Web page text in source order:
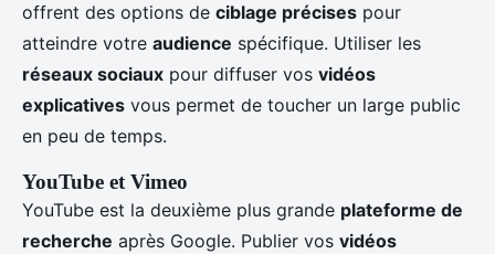
offrent des options de ciblage précises pour
atteindre votre audience spécifique. Utiliser les
réseaux sociaux pour diffuser vos vidéos
explicatives vous permet de toucher un large public
en peu de temps.
YouTube et Vimeo
YouTube est la deuxième plus grande plateforme de
recherche après Google. Publier vos vidéos